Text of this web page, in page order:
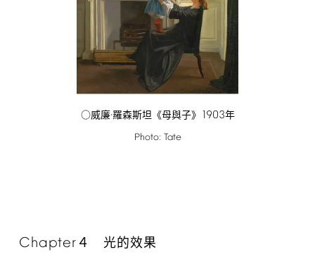
○威廉·羅森斯坦《母與子》 1903年
Photo: Tate
Chapter ４ 光的效果